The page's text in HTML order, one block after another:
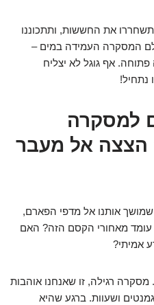
את החששות, ותתכוננו
המסקרה העמידה במים –
אף גוגל לא יצליח
נתחיל!
למסקרה
הצצה אל מעבר
אותנו אל מדפי הפארם,
מאחורי הקסם הזה? האם
אמיתי?
רגילה, זו שאנחנו אוהבות
ושעוות. ברגע שהיא